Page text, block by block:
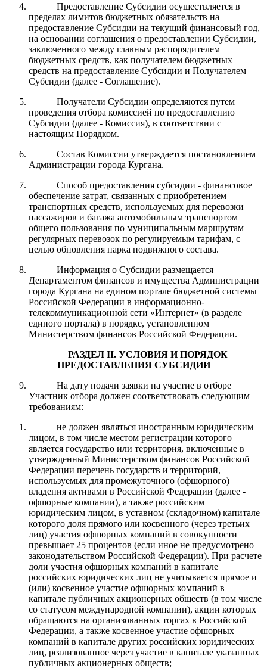
Предоставление Субсидии осуществляется в
пределах лимитов бюджетных обязательств на
предоставление Субсидии на текущий финансовый год,
на основании соглашения о предоставлении Субсидии,
заключенного между главным распорядителем
бюджетных средств, как получателем бюджетных
средств на предоставление Субсидии и Получателем
Субсидии (далее - Соглашение).
Получатели Субсидии определяются путем
проведения отбора комиссией по предоставлению
Субсидии (далее - Комиссия), в соответствии с
настоящим Порядком.
Состав Комиссии утверждается постановлением
Администрации города Кургана.
Способ предоставления субсидии - финансовое
обеспечение затрат, связанных с приобретением
транспортных средств, используемых для перевозки
пассажиров и багажа автомобильным транспортом
общего пользования по муниципальным маршрутам
регулярных перевозок по регулируемым тарифам, с
целью обновления парка подвижного состава.
Информация о Субсидии размещается
Департаментом финансов и имущества Администрации
города Кургана на едином портале бюджетной системы
Российской Федерации в информационно-
телекоммуникационной сети «Интернет» (в разделе
единого портала) в порядке, установленном
Министерством финансов Российской Федерации.
РАЗДЕЛ II. УСЛОВИЯ И ПОРЯДОК
ПРЕДОСТАВЛЕНИЯСУБСИДИИ
На дату подачи заявки на участие в отборе
Участник отбора должен соответствовать следующим
требованиям:
не должен являться иностранным юридическим
лицом, в том числе местом регистрации которого
является государство или территория, включенные в
утвержденный Министерством финансов Российской
Федерации перечень государств и территорий,
используемых для промежуточного (офшорного)
владения активами в Российской Федерации (далее -
офшорные компании), а также российским
юридическим лицом, в уставном (складочном) капитале
которого доля прямого или косвенного (через третьих
лиц) участия офшорных компаний в совокупности
превышает 25 процентов (если иное не предусмотрено
законодательством Российской Федерации). При расчете
доли участия офшорных компаний в капитале
российских юридических лиц не учитывается прямое и
(или) косвенное участие офшорных компаний в
капитале публичных акционерных обществ (в том числе
со статусом международной компании), акции которых
обращаются на организованных торгах в Российской
Федерации, а также косвенное участие офшорных
компаний в капитале других российских юридических
лиц, реализованное через участие в капитале указанных
публичных акционерных обществ;